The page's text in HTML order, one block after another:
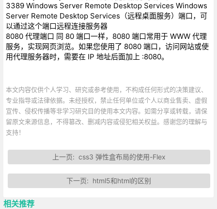
3389 Windows Server Remote Desktop Services Windows
Server Remote Desktop Services（远程桌面服务）端口，可
以通过这个端口远程连接服务器
8080 代理端口 同 80 端口一样，8080 端口常用于 WWW 代理
服务，实现网页浏览。如果您使用了 8080 端口，访问网站或使
用代理服务器时，需要在 IP 地址后面加上 :8080。
本文内容仅供个人学习、研究或参考使用，不构成任何形式的决策建议、
专业指导或法律依据。未经授权，禁止任何单位或个人以商业售卖、虚假
宣传、侵权传播等非学习研究目的使用本文内容。如需分享或转载，请保
留原文来源信息，不得篡改、删减内容或侵犯相关权益。感谢您的理解与
支持！
上一页: css3 弹性盒布局的使用-Flex
下一页: html5和html的区别
相关推荐